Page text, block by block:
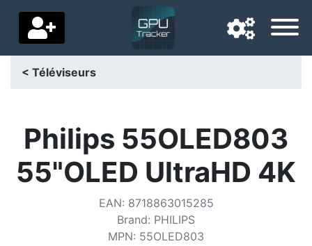
Pays de livraison
Accueil
< Téléviseurs
Philips 55OLED803
55"OLED UltraHD 4K
EAN: 8718863015285
Brand: PHILIPS
MPN: 55OLED803